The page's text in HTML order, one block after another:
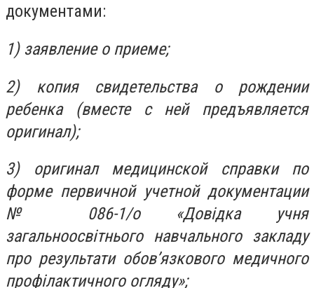
документами:
1) заявление о приеме;
2) копия свидетельства о рождении
ребенка (вместе с ней предъявляется
оригинал);
3) оригинал медицинской справки по
форме первичной учетной документации
№ 086-1/о «Довідка учня
загальноосвітнього навчального закладу
про результати обов’язкового медичного
профілактичного огляду»;